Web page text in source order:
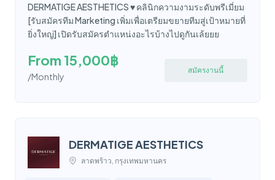
DERMATIGE AESTHETICS ♥️ คลินิกความงามระดับพรีเมี่ยม
[รับสมัครทีม Marketing เพิ่มเพื่อเตรียมขยายทีมสู่เป้าหมายที่
ยิ่งใหญ่] เปิดรับสมัครตำแหน่งอะไรบ้างไปดูกันเล้ยยย
From 15,000฿
/Monthly
สมัครงานนี้
DERMATIGE AESTHETICS
ลาดพร้าว, กรุงเทพมหานคร